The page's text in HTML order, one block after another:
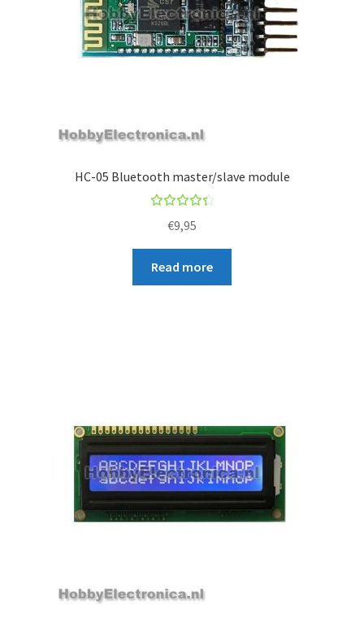
HC-05 Bluetooth master/slave module
4.50
5
€9,95
Read more